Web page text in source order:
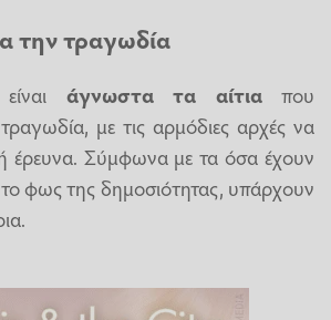
την τραγωδία
άγνωστα τα αίτιαπου
με τις αρμόδιες αρχές να
έρευνα. Σύμφωνα με τα όσα έχουν
το φως της δημοσιότητας, υπάρχουν